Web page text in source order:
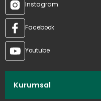
Instagram
Facebook
Youtube
Kurumsal